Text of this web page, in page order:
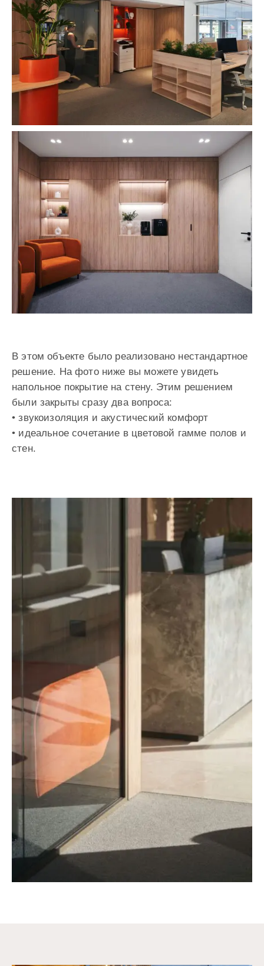
В этом объекте было реализовано нестандартное
решение. На фото ниже вы можете увидеть
напольное покрытие на стену. Этим решением
были закрыты сразу два вопроса:
• звукоизоляция и акустический комфорт
• идеальное сочетание в цветовой гамме полов и
стен.